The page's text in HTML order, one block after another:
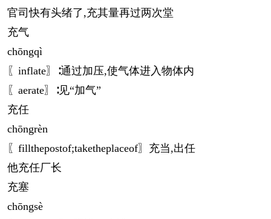
官司快有头绪了,充其量再过两次堂
充气
chōngqì
〖inflate〗∶通过加压,使气体进入物体内
〖aerate〗∶见“加气”
充任
chōngrèn
〖fillthepostof;taketheplaceof〗充当,出任
他充任厂长
充塞
chōngsè